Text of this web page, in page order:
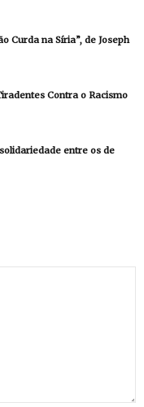
Curda na Síria”, de Joseph
Contra o Racismo
entre os de